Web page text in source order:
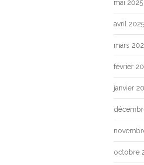
mai 2025
avril 2025
mars
février
janvier
octobre